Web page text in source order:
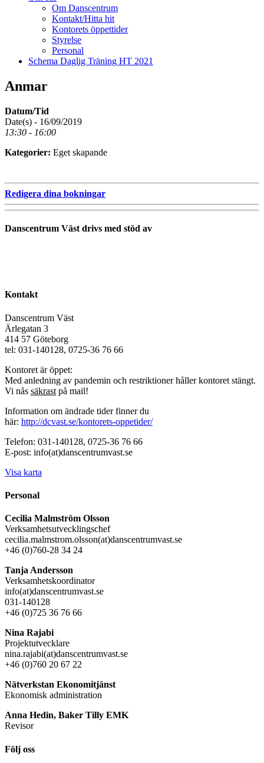
Om Danscentrum
Kontakt/Hitta hit
Kontorets öppettider
Styrelse
Personal
Schema Daglig Träning HT 2021
Anmar
Datum/Tid
Date(s) - 16/09/2019
13:30 - 16:00
Kategorier: Eget skapande
Redigera dina bokningar
Danscentrum Väst drivs med stöd av
Kontakt
Danscentrum Väst
Ärlegatan 3
414 57 Göteborg
tel: 031-140128, 0725-36 76 66
Kontoret är öppet:
Med anledning av pandemin och restriktioner håller kontoret stängt.
Vi nås säkrast på mail!
Information om ändrade tider finner du
här: http://dcvast.se/kontorets-oppetider/
Telefon: 031-140128, 0725-36 76 66
E-post: info(at)danscentrumvast.se
Visa karta
Personal
Cecilia Malmström Olsson
Verksamhetsutvecklingschef
cecilia.malmstrom.olsson(at)danscentrumvast.se
+46 (0)760-28 34 24
Tanja Andersson
Verksamhetskoordinator
info(at)danscentrumvast.se
031-140128
+46 (0)725 36 76 66
Nina Rajabi
Projektutvecklare
nina.rajabi(at)danscentrumvast.se
+46 (0)760 20 67 22
Nätverkstan Ekonomitjänst
Ekonomisk administration
Anna Hedin, Baker Tilly EMK
Revisor
Följ oss